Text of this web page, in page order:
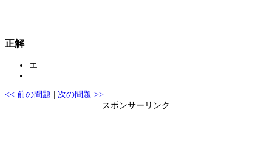
正解
エ
<< 前の問題
次の問題 >>
スポンサーリンク